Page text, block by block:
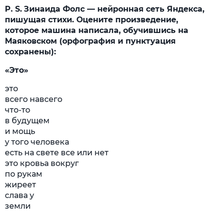
P. S. Зинаида Фолс — нейронная сеть Яндекса,
пишущая стихи. Оцените произведение,
которое машина написала, обучившись на
Маяковском (орфография и пунктуация
сохранены):
«Это»
это
всего навсего
что-то
в будущем
и мощь
у того человека
есть на свете все или нет
это кровьа вокруг
по рукам
жиреет
слава у
земли